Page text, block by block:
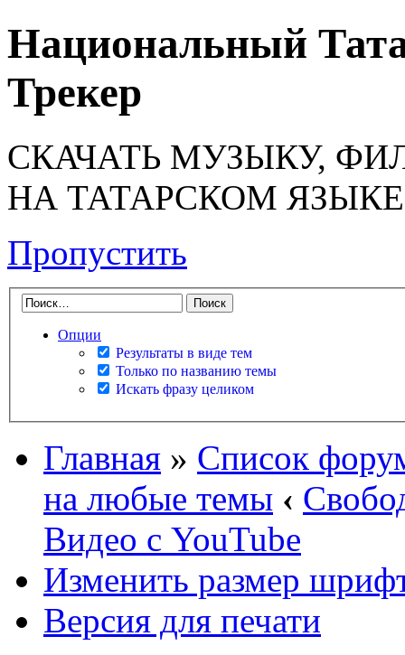
Национальный
Трекер
СКАЧАТЬ МУЗЫКУ,
НА ТАТАРСКОМ ЯЗЫКЕ
Пропустить
Опции
Результаты в виде тем
Только по названию темы
Искать фразу целиком
Главная » Список
на любые темы ‹
Видео с YouTube
Изменить размер
Версия для печати